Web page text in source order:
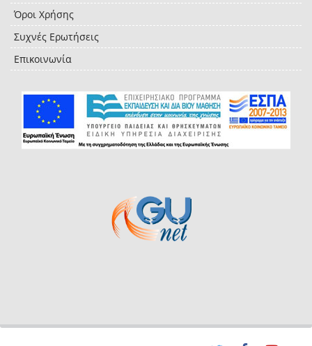
Όροι Χρήσης
Συχνές Ερωτήσεις
Επικοινωνία